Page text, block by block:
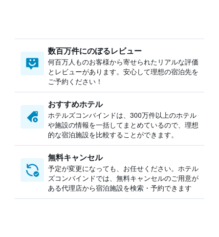
数百万件にのぼるレビュー
何百万人ものお客様から寄せられたリアルな評価
とレビューがあります。安心して理想の宿泊先を
ご予約ください！
おすすめホテル
ホテルズコンバインドは、300万件以上のホテル
や施設の情報を一括してまとめているので、理想
的な宿泊施設を比較することができます。
無料キャンセル
予定が変更になっても、お任せください。ホテル
ズコンバインドでは、無料キャンセルのご用意が
ある代理店から宿泊施設を検索・予約できます